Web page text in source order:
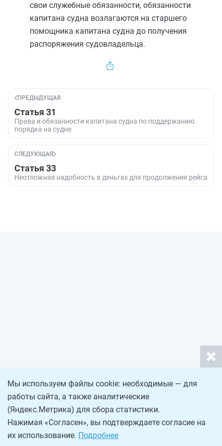
свои служебные обязанности, обязанности
капитана судна возлагаются на старшего
помощника капитана судна до получения
распоряжения судовладельца.
ПРЕДЫДУЩАЯ
Статья 31
Права и обязанности капитана судна по поддержанию
порядка на судне
СЛЕДУЮЩАЯ
Статья 33
Неотложная надобность в деньгах для продолжения рейса
Мы используем файлы cookie: необходимые — для
работы сайта, а также аналитические
(Яндекс.Метрика) для сбора статистики.
Нажимая «Согласен», вы подтверждаете согласие на
их использование. Подробнее